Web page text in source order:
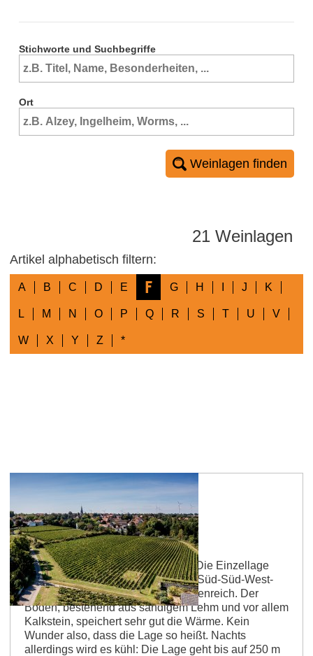
Stichworte und Suchbegriffe
Ort
Weinlagen finden
21 Weinlagen
Artikel alphabetisch filtern:
A B C D E F G H J K
L M N O P Q R S T U V
W X Y Z *
Flomborner Feuerberg
Feuer und Flamme für tolle Weine Die Einzellage
„Flomborner Feuerberg“ mit seiner Süd-Süd-West-
Ausrichtung ist in der Tat sehr sonnenreich. Der
Boden, bestehend aus sandigem Lehm und vor allem
Kalkstein, speichert sehr gut die Wärme. Kein
Wunder also, dass die Lage so heißt. Nachts
allerdings wird es kühl: Die Lage geht bis auf 250 m